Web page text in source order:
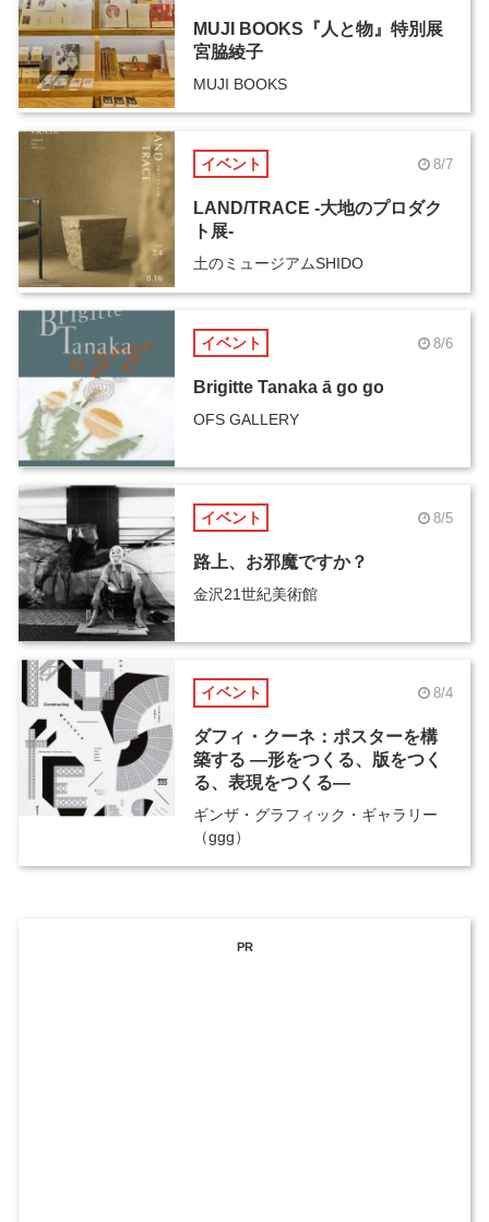
MUJI BOOKS『人と物』特別展
宮脇綾子
MUJI BOOKS
イベント 8/7
LAND/TRACE -大地のプロダク
ト展-
土のミュージアムSHIDO
イベント 8/6
Brigitte Tanaka ā go go
OFS GALLERY
イベント 8/5
路上、お邪魔ですか？
金沢21世紀美術館
イベント 8/4
ダフィ・クーネ：ポスターを構
築する ―形をつくる、版をつく
る、表現をつくる―
ギンザ・グラフィック・ギャラリー
（ggg）
PR